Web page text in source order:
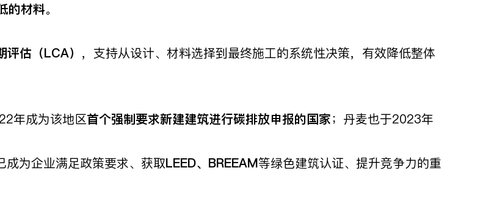
的材料。
评估（LCA） ，支持从设计、材料选择到最终施工的系统性决策，有效降低整体
年成为该地区首个强制要求新建建筑进行碳排放申报的国家；丹麦也于2023年
成为企业满足政策要求、获取LEED、BREEAM等绿色建筑认证、提升竞争力的重